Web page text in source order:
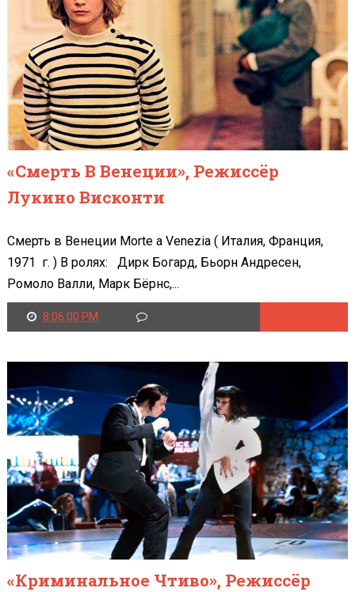
«Смерть В Венеции», Режиссёр
Лукино Висконти
Смерть в Венеции Morte a Venezia ( Италия, Франция,
1971 г. ) В ролях: Дирк Богард, Бьорн Андресен,
Ромоло Валли, Марк Бёрнс,...
8:06:00 PM
«Криминальное Чтиво», Режиссёр